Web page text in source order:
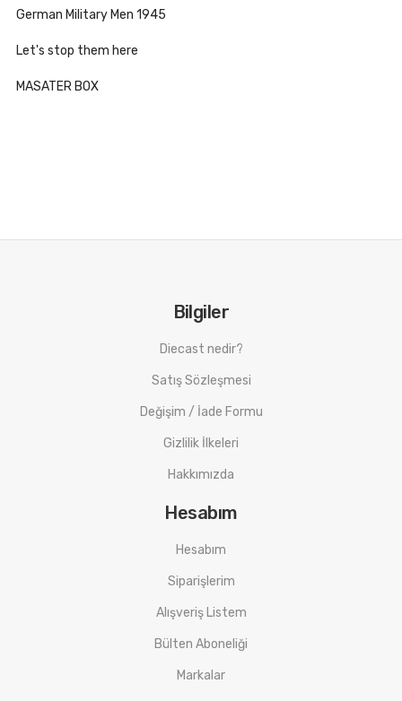
German Military Men 1945
Let's stop them here
MASATER BOX
Bilgiler
Diecast nedir?
Satış Sözleşmesi
Değişim / İade Formu
Gizlilik İlkeleri
Hakkımızda
Hesabım
Hesabım
Siparişlerim
Alışveriş Listem
Bülten Aboneliği
Markalar